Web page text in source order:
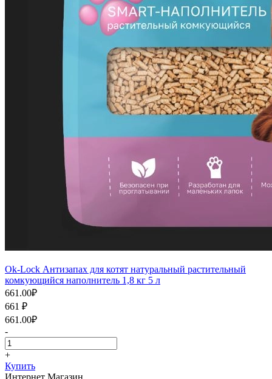
Ok-Lock Антизапах для котят натуральный растительный
комкующийся наполнитель 1,8 кг 5 л
661.00₽
661 ₽
661.00₽
-
+
Купить